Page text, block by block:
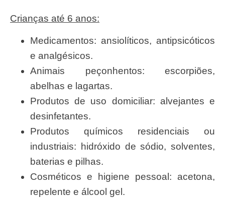
Crianças até 6 anos:
Medicamentos: ansiolíticos, antipsicóticos
e analgésicos.
Animais peçonhentos: escorpiões,
abelhas e lagartas.
Produtos de uso domiciliar: alvejantes e
desinfetantes.
Produtos químicos residenciais ou
industriais: hidróxido de sódio, solventes,
baterias e pilhas.
Cosméticos e higiene pessoal: acetona,
repelente e álcool gel.